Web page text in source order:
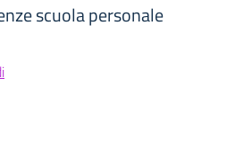
scuola personale